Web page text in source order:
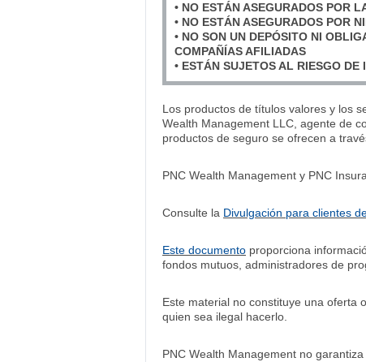
• NO ESTÁN ASEGURADOS POR
• NO ESTÁN ASEGURADOS POR
• NO SON UN DEPÓSITO NI
COMPAÑÍAS AFILIADAS
• ESTÁN SUJETOS AL RIESGO
Los productos de títulos valores y los
Wealth Management LLC, agente de
productos de seguro se ofrecen a
PNC Wealth Management y PNC
Consulte la Divulgación para clientes
Este documento proporciona
fondos mutuos, administradores de
Este material no constituye una oferta
quien sea ilegal hacerlo.
PNC Wealth Management no